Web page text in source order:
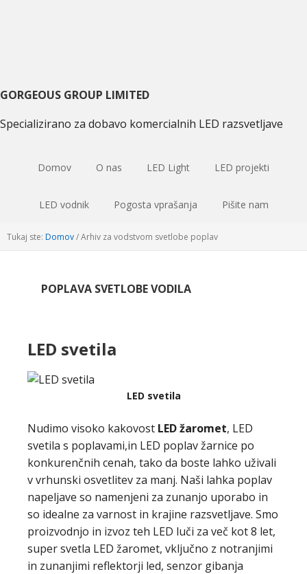
GORGEOUS GROUP LIMITED
Specializirano za dobavo komercialnih LED razsvetljave
Domov O nas LED Light LED projekti
LED vodnik Pogosta vprašanja Pišite nam
Tukaj ste: Domov/Arhiv za vodstvom svetlobe poplav
POPLAVA SVETLOBE VODILA
LED svetila
LED svetila
Nudimo visoko kakovost LED žaromet, LED
svetila s poplavami,in LED poplav žarnice po
konkurenčnih cenah, tako da boste lahko uživali
v vrhunski osvetlitev za manj. Naši lahka poplav
napeljave so namenjeni za zunanjo uporabo in
so idealne za varnost in krajine razsvetljave. Smo
proizvodnjo in izvoz teh LED luči za več kot 8 let,
super svetla LED žaromet, vključno z notranjimi
in zunanjimi reflektorji led, senzor gibanja